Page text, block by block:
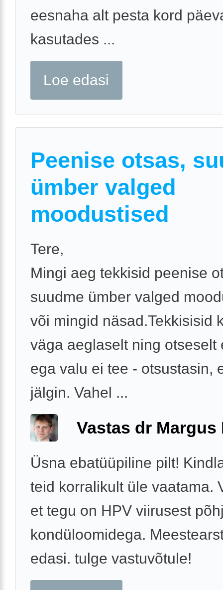
eesnaha alt pesta kord
kasutades ...
Loe edasi
Peenise otsas,
ümber valged
moodustised
Tere,
Mingi aeg tekkisid peenise
suudme ümber valged
või mingid näsad.Tekkisisid
väga aeglaselt ning otseselt
ega valu ei tee - otsustasin,
jälgin. Vahel ...
Vastas dr Margus
Üsna ebatüüpiline pilt!
teid korralikult üle vaatama.
et tegu on HPV viirusest
kondüloomidega.
edasi. tulge vastuvõtule!